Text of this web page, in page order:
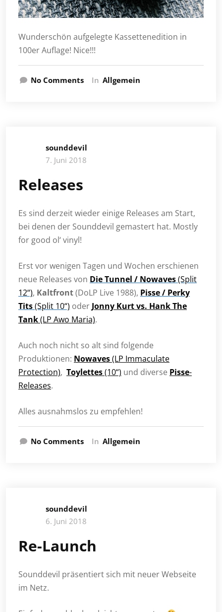
Wunderschön aufgelegte Kassettenedition in
100er Auflage! Nice!!!
No Comments In Allgemein
sounddevil
7. Juni 2018
Releases
Es sind derzeit wieder einige Releases am Start,
bei denen der Sounddevil gemastert hat. Mostly
for good ol‘ vinyl!
Erst vor wenigen Tagen und Wochen erschienen
neue Releases von Die Tunnel / Nowaves(Split
12“), Kaltfront(DoLP Live 1988), Pisse / Perky
Tits(Split 10“) oder Jonny Kurt vs. Hank The
Tank(LP Awo Maria).
Auch noch nicht so alt sind folgende
Produktionen: Nowaves(LP Immaculate
Protection), Toylettes(10“) und diverse Pisse-
Releases.
Alles ausnahmslos zu empfehlen!
No Comments In Allgemein
sounddevil
6. Juni 2018
Re-Launch
Sounddevil präsentiert sich mit neuer Webseite
im Netz.